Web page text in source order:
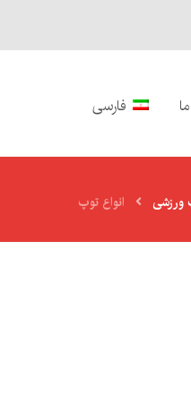
فارسی
ورزشی انواع توپ